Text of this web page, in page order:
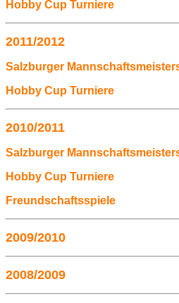
Hobby Cup Turniere
2011/2012
Salzburger
Hobby Cup Turniere
2010/2011
Salzburger
Hobby Cup Turniere
Freundschaftsspiele
2009/2010
2008/2009